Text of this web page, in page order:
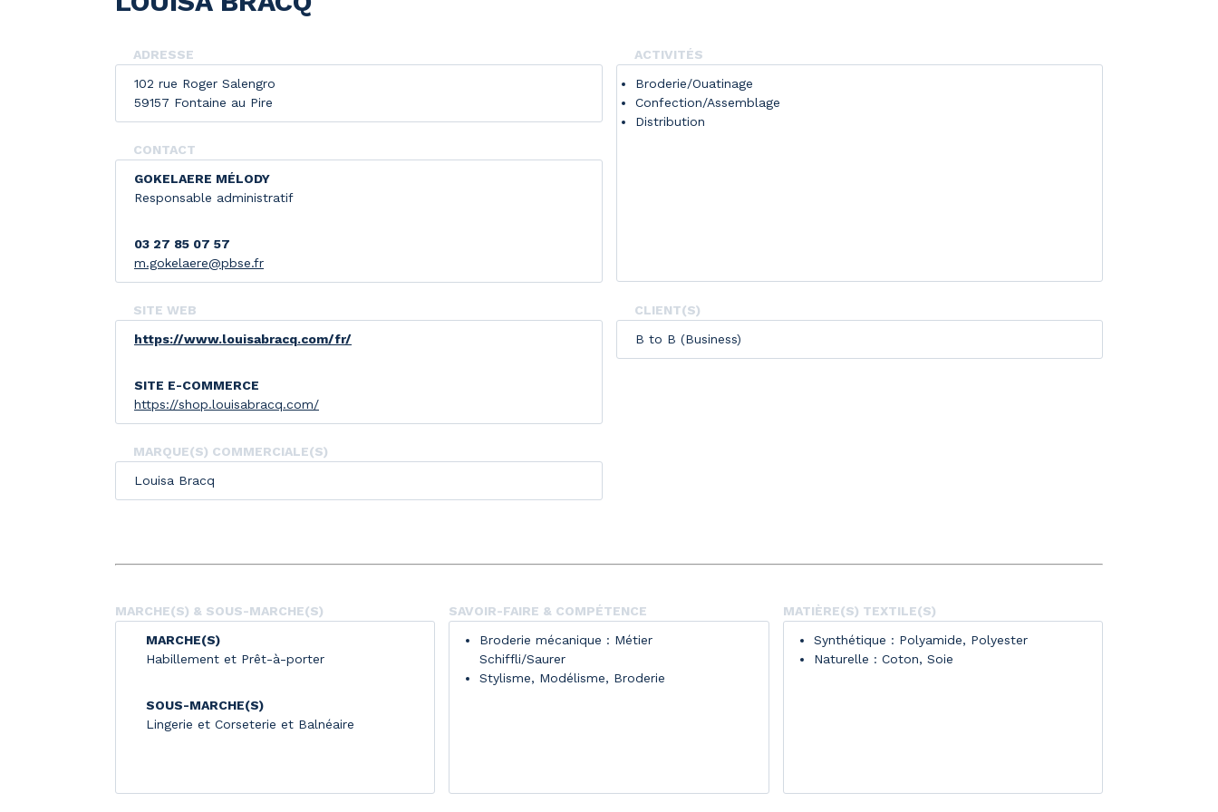
ADRESSE
102 rue Roger Salengro
59157 Fontaine au Pire
CONTACT
GOKELAERE MÉLODY
Responsable administratif
03 27 85 07 57
m.gokelaere@pbse.fr
ACTIVITÉS
Broderie/Ouatinage
Confection/Assemblage
Distribution
SITE WEB
https://www.louisabracq.com/fr/
SITE E-COMMERCE
https://shop.louisabracq.com/
MARQUE(S) COMMERCIALE(S)
Louisa Bracq
CLIENT(S)
B to B (Business)
MARCHE(S) & SOUS-MARCHE(S)
MARCHE(S)
Habillement et Prêt-à-porter
SOUS-MARCHE(S)
Lingerie et Corseterie et Balnéaire
SAVOIR-FAIRE & COMPÉTENCE
Broderie mécanique : Métier
Schiffli/Saurer
Stylisme, Modélisme, Broderie
MATIÈRE(S) TEXTILE(S)
Synthétique : Polyamide, Polyester
Naturelle : Coton, Soie